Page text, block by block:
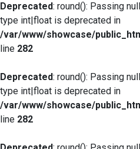
Deprecated: round(): Passing
type int|float is deprecated in
/var/www/showcase/
line 282
Deprecated: round(): Passing
type int|float is deprecated in
/var/www/showcase/
line 282